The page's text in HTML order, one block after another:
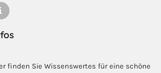
finden Sie Wissenswertes für eine schöne